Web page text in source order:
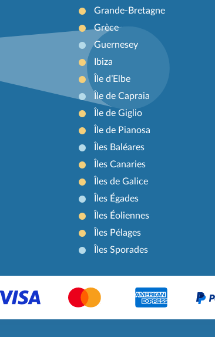
Grande-Bretagne
Grèce
Guernesey
Ibiza
Île d’Elbe
Île de Capraia
Île de Giglio
Île de Pianosa
Îles Baléares
Îles Canaries
Îles de Galice
Îles Égades
Îles Éoliennes
Îles Pélages
Îles Sporades